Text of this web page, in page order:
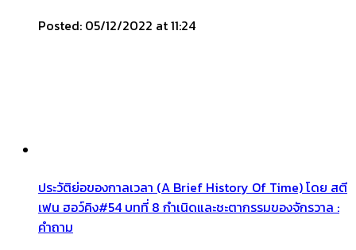
Posted: 05/12/2022 at 11:24
ประวัติย่อของกาลเวลา (A Brief History Of Time) โดย สตี
เฟน ฮอว์คิง#54 บทที่ 8 กำเนิดและชะตากรรมของจักรวาล :
คำถาม